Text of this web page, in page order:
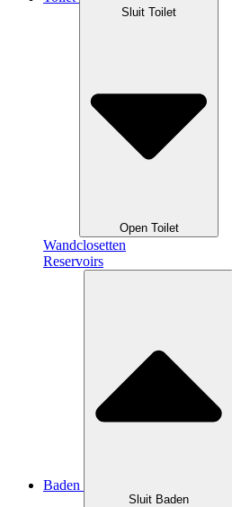
Sluit Toilet
Open Toilet
Wandclosetten
Reservoirs
Baden
Sluit Baden